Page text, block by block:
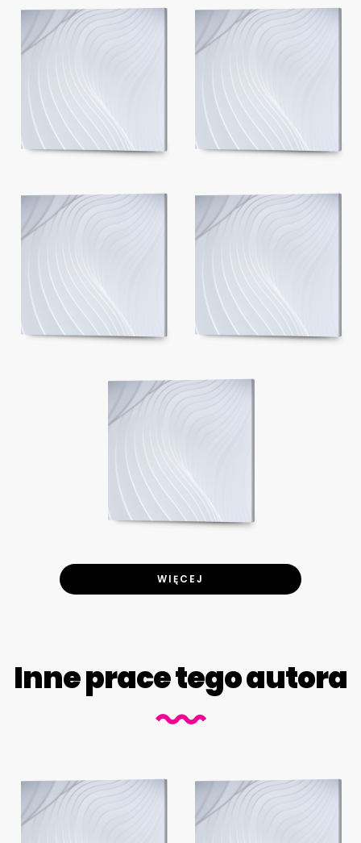
WIĘCEJ
Inne prace tego autora